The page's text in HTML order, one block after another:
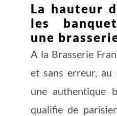
La hauteur
les
une
A la Brasserie
et sans erreur, au
une authentique
qualifie de